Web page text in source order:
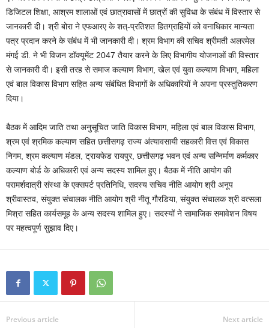
डिजिटल शिक्षा, आश्रम शालाओं एवं छात्रावासों में छात्रों की सुविधा के संबंध में विस्तार से
जानकारी दी। श्री बोरा ने एफआरए के शत्-प्रतिशत हितग्राहियों को वनाधिकार मान्यता
पत्र प्रदान करने के संबंध में भी जानकारी दी। श्रम विभाग की सचिव श्रीमती अलरमेल
मंगई डी. ने भी विजन डॉक्यूमेंट 2047 तैयार करने के लिए विभागीय योजनाओं की विस्तार
से जानकारी दी। इसी तरह से समाज कल्याण विभाग, खेल एवं युवा कल्याण विभाग, महिला
एवं बाल विकास विभाग सहित अन्य संबंधित विभागों के अधिकारियों ने अपना प्रस्तुतिकरण
दिया।
बैठक में आदिम जाति तथा अनुसूचित जाति विकास विभाग, महिला एवं बाल विकास विभाग,
श्रम एवं श्रमिक कल्याण सहित छत्तीसगढ़ राज्य अंत्यावसायी सहकारी वित्त एवं विकास
निगम, श्रम कल्याण मंडल, ट्रायफेड रायपुर, छत्तीसगढ़ भवन एवं अन्य सन्निर्माण कर्मकार
कल्याण बोर्ड के अधिकारी एवं अन्य सदस्य शामिल हुए। बैठक में नीति आयोग की
परामर्शदात्री संस्था के एक्सपर्ट प्रतिनिधि, सदस्य सचिव नीति आयोग श्री अनूप
श्रीवास्तव, संयुक्त संचालक नीति आयोग श्री नीतू गौरडिया, संयुक्त संचालक श्री वत्सला
मिश्रा सहित कार्यसमूह के अन्य सदस्य शामिल हुए। सदस्यों ने सामाजिक समावेशन विषय
पर महत्वपूर्ण सुझाव दिए।
Previous article Next article